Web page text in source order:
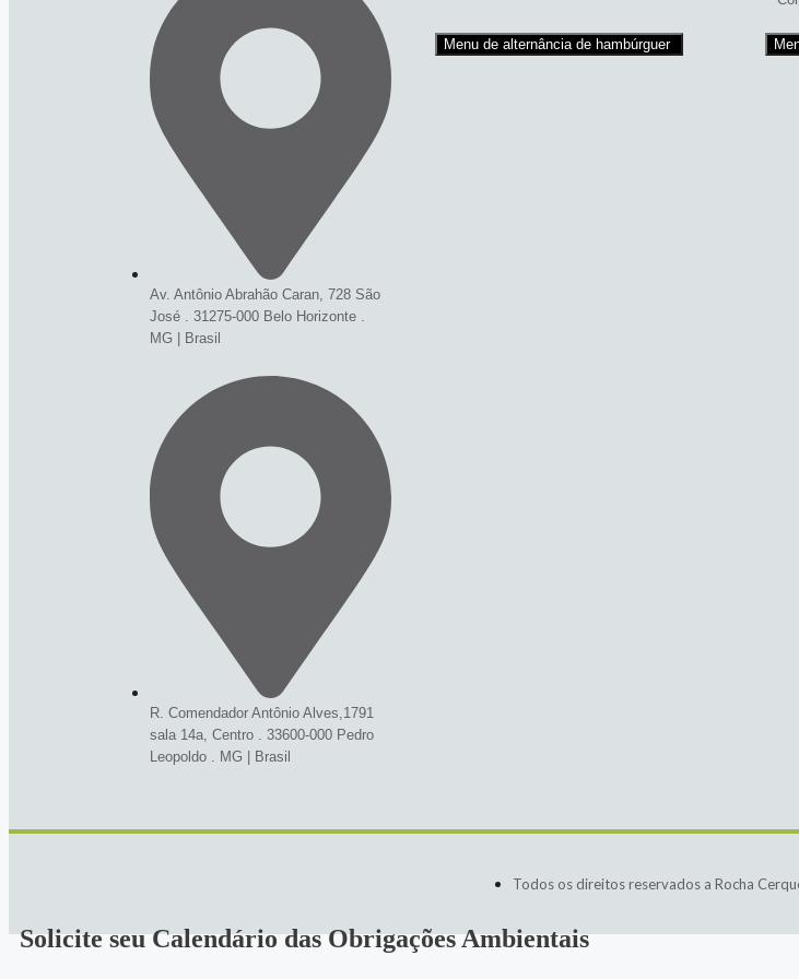
Av. Antônio Abrahão Caran, 728 São
José . 31275-000 Belo Horizonte .
MG | Brasil
R. Comendador Antônio Alves,1791
sala 14a, Centro . 33600-000 Pedro
Leopoldo . MG | Brasil
Menu de alternância de hambúrguer
Todos os direitos reservados a Rocha
Solicite seu Calendário das Obrigações Ambientais